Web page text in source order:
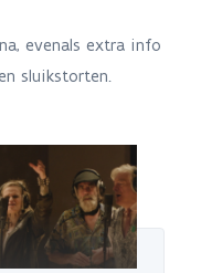
evenals extra info
sluikstorten.